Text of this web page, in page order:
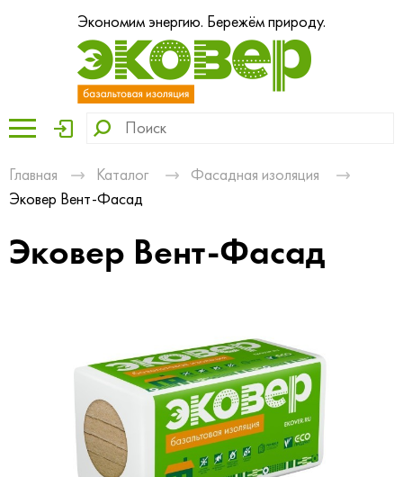
Экономим энергию. Бережём природу.
Главная Каталог
Фасадная изоляция
Эковер Вент-Фасад
Эковер Вент-Фасад